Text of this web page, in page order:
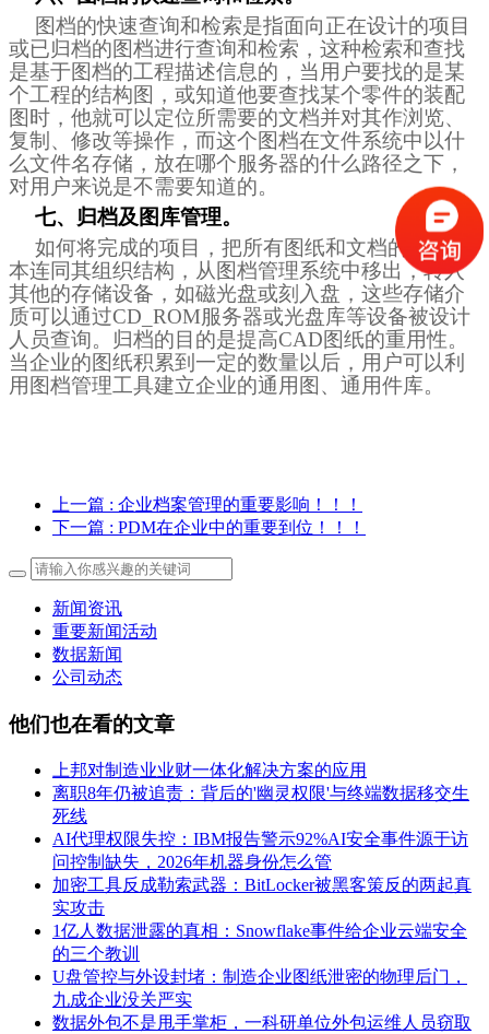
图档的快速查询和检索是指面向正在设计的项目
或已归档的图档进行查询和检索，这种检索和查找
是基于图档的工程描述信息的，当用户要找的是某
个工程的结构图，或知道他要查找某个零件的装配
图时，他就可以定位所需要的文档并对其作浏览、
复制、修改等操作，而这个图档在文件系统中以什
么文件名存储，放在哪个服务器的什么路径之下，
对用户来说是不需要知道的。
七、归档及图库管理。
如何将完成的项目，把所有图纸和文档的有效版
本连同其组织结构，从图档管理系统中移出，转入
其他的存储设备，如磁光盘或刻入盘，这些存储介
质可以通过CD_ROM服务器或光盘库等设备被设计
人员查询。归档的目的是提高CAD图纸的重用性。
当企业的图纸积累到一定的数量以后，用户可以利
用图档管理工具建立企业的通用图、通用件库。
上一篇 : 企业档案管理的重要影响！！！
下一篇 : PDM在企业中的重要到位！！！
新闻资讯
重要新闻活动
数据新闻
公司动态
他们也在看的文章
上邦对制造业业财一体化解决方案的应用
离职8年仍被追责：背后的'幽灵权限'与终端数据移交生
死线
AI代理权限失控：IBM报告警示92%AI安全事件源于访
问控制缺失，2026年机器身份怎么管
加密工具反成勒索武器：BitLocker被黑客策反的两起真
实攻击
1亿人数据泄露的真相：Snowflake事件给企业云端安全
的三个教训
U盘管控与外设封堵：制造企业图纸泄密的物理后门，
九成企业没关严实
数据外包不是甩手掌柜，一科研单位外包运维人员窃取